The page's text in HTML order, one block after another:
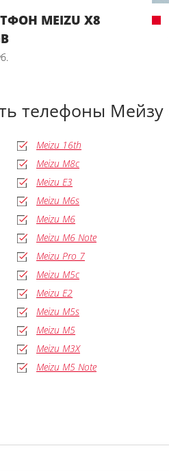
MEIZU X8
телефоны
Meizu 16th
Meizu M8c
Meizu E3
Meizu M6s
Meizu M6
Meizu M6 Note
Meizu Pro 7
Meizu M5c
Meizu E2
Meizu M5s
Meizu M5
Meizu M3X
Meizu M5 Note